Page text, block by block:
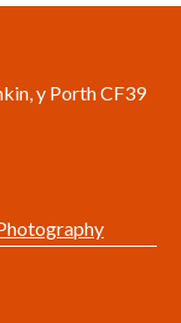
y Porth CF39